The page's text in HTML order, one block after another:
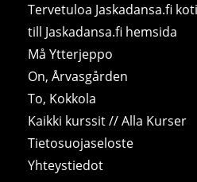
Tervetuloa Jaskadansa.fi
till Jaskadansa.fi hemsida
Må Ytterjeppo
On, Årvasgården
To, Kokkola
Kaikki kurssit // Alla Kurser
Tietosuojaseloste
Yhteystiedot